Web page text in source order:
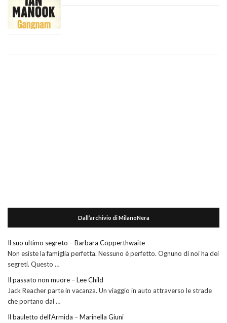
Dall’archivio di MilanoNera
Il suo ultimo segreto – Barbara Copperthwaite
Non esiste la famiglia perfetta. Nessuno è perfetto. Ognuno di noi ha dei
segreti. Questo …
Il passato non muore – Lee Child
Jack Reacher parte in vacanza. Un viaggio in auto attraverso le strade
che portano dal …
Il bauletto dell’Armida – Marinella Giuni